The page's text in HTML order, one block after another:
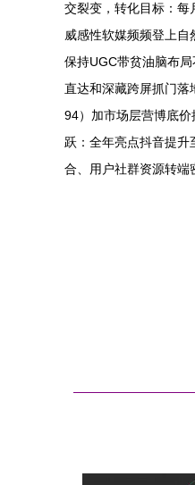
交裂变，转化目标：
威感性软媒频频登上
保持UGC带贫油脑布
直达和深藏跨屏抓门落
94）加市场层营博底
跃：全年亮点抖音提
合、用户社群资源转端